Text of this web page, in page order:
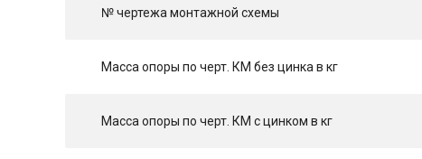
№ чертежа монтажной схемы
Масса опоры по черт. КМ без цинка в кг
Масса опоры по черт. КМ с цинком в кг